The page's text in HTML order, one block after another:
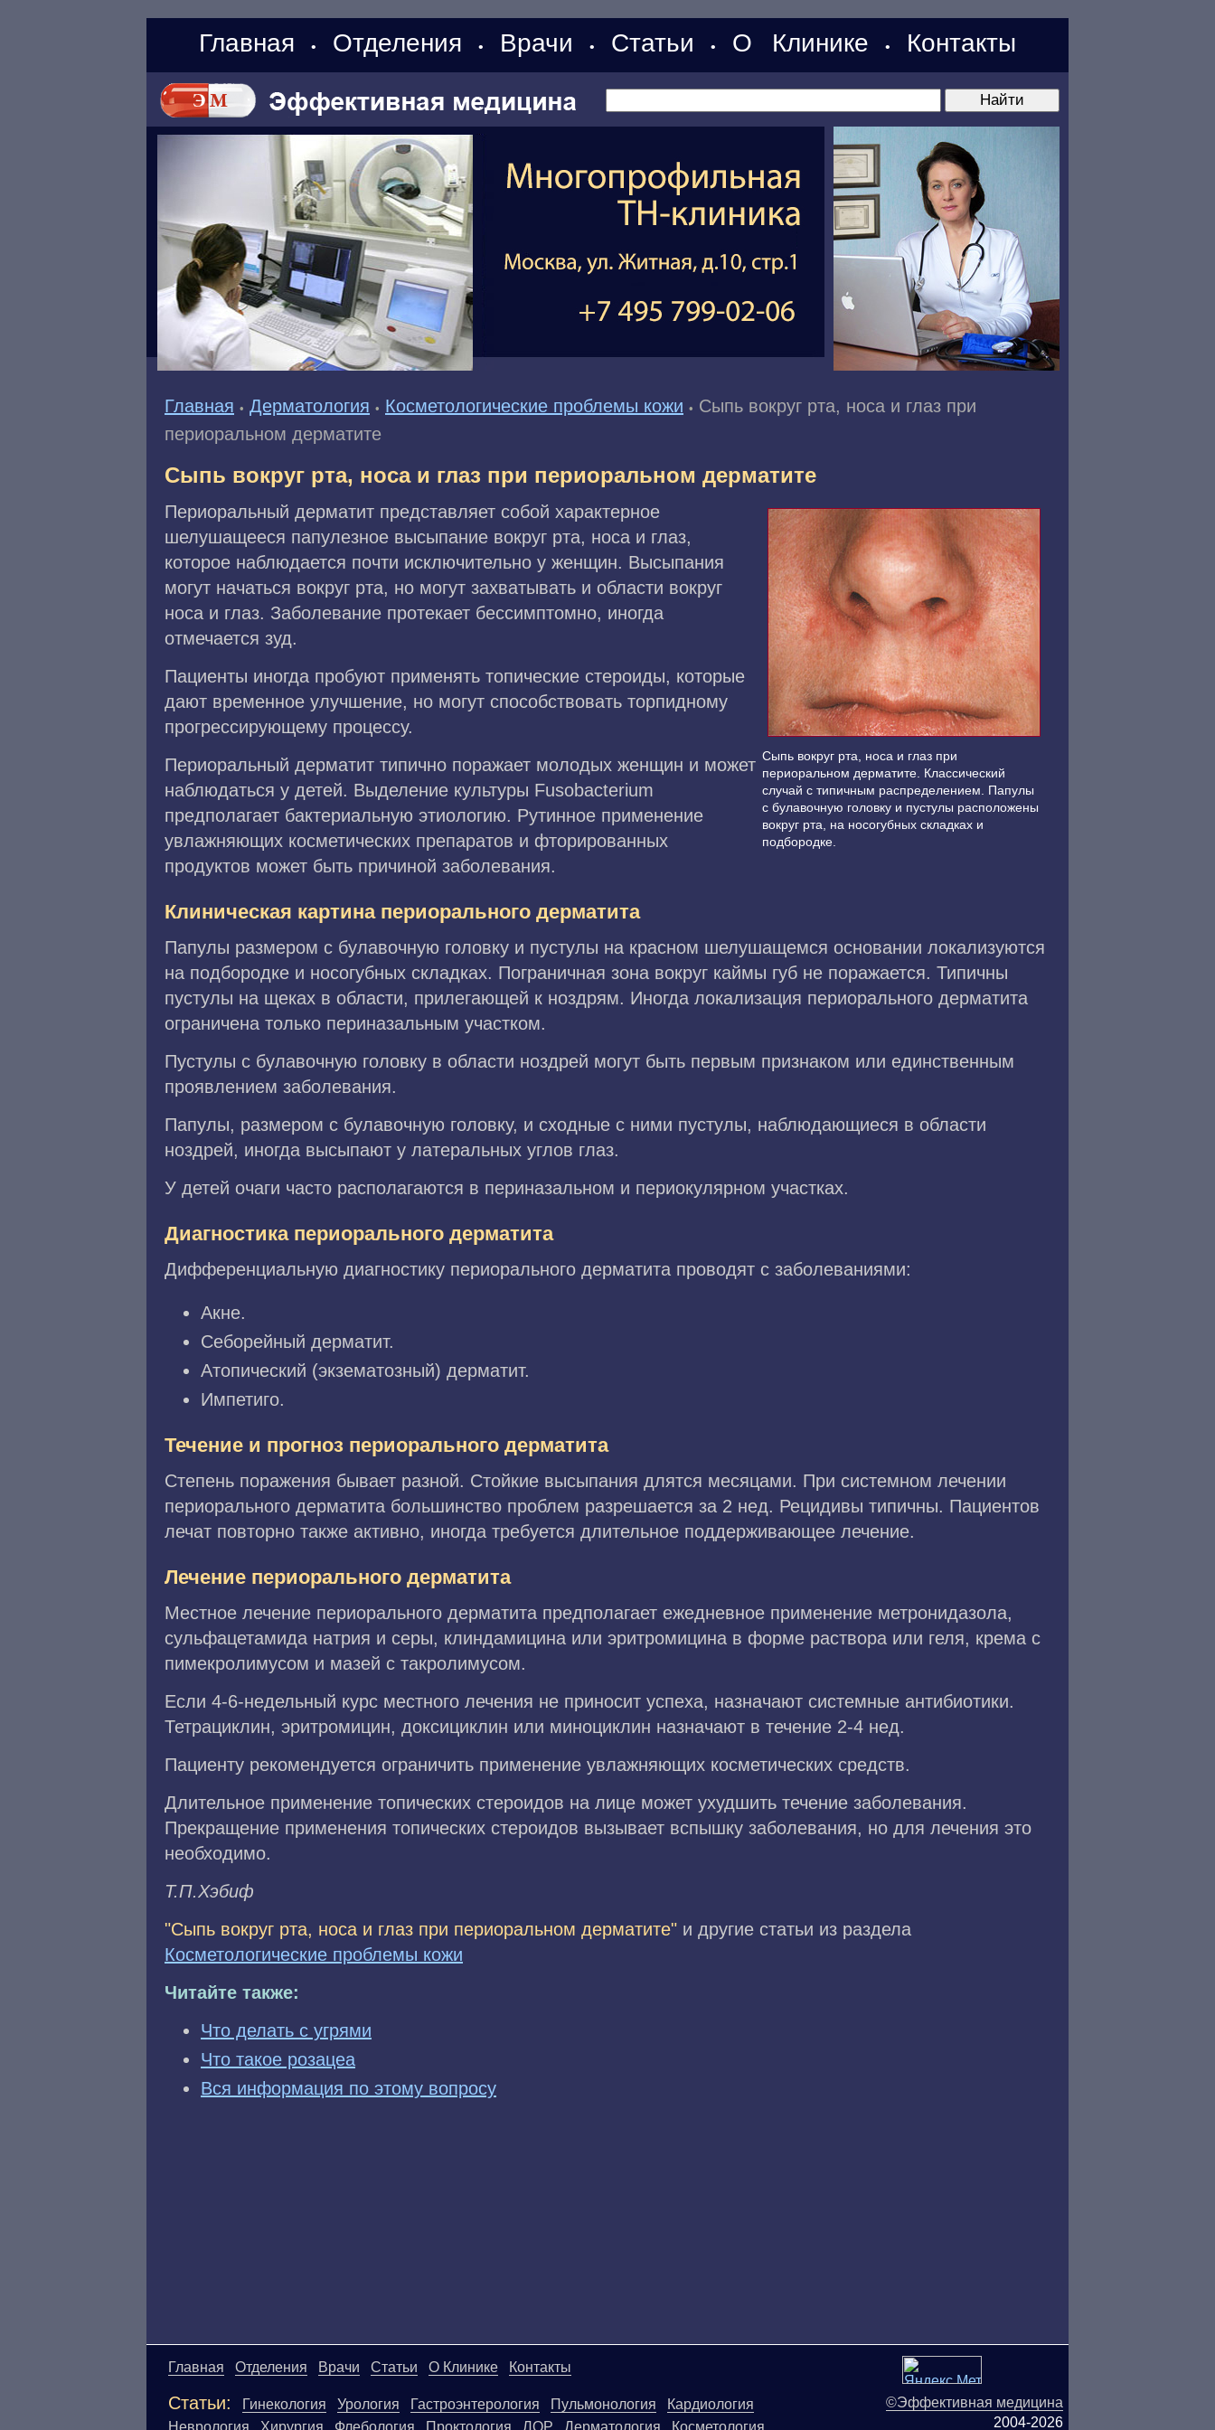
Главная • Отделения • Врачи • Статьи • О Клинике • Контакты
Главная • Дерматология • Косметологические проблемы кожи • Сыпь вокруг рта, носа и глаз при
периоральном дерматите
Сыпь вокруг рта, носа и глаз при периоральном дерматите
Сыпь вокруг рта, носа и глаз при
периоральном дерматите. Классический
случай с типичным распределением. Папулы
с булавочную головку и пустулы расположены
вокруг рта, на носогубных складках и
подбородке.
Периоральный дерматит представляет собой характерное
шелушащееся папулезное высыпание вокруг рта, носа и глаз,
которое наблюдается почти исключительно у женщин. Высыпания
могут начаться вокруг рта, но могут захватывать и области вокруг
носа и глаз. Заболевание протекает бессимптомно, иногда
отмечается зуд.
Пациенты иногда пробуют применять топические стероиды, которые
дают временное улучшение, но могут способствовать торпидному
прогрессирующему процессу.
Периоральный дерматит типично поражает молодых женщин и может
наблюдаться у детей. Выделение культуры Fusobacterium
предполагает бактериальную этиологию. Рутинное применение
увлажняющих косметических препаратов и фторированных
продуктов может быть причиной заболевания.
Клиническая картина периорального дерматита
Папулы размером с булавочную головку и пустулы на красном шелушащемся основании локализуются
на подбородке и носогубных складках. Пограничная зона вокруг каймы губ не поражается. Типичны
пустулы на щеках в области, прилегающей к ноздрям. Иногда локализация периорального дерматита
ограничена только периназальным участком.
Пустулы с булавочную головку в области ноздрей могут быть первым признаком или единственным
проявлением заболевания.
Папулы, размером с булавочную головку, и сходные с ними пустулы, наблюдающиеся в области
ноздрей, иногда высыпают у латеральных углов глаз.
У детей очаги часто располагаются в периназальном и периокулярном участках.
Диагностика периорального дерматита
Дифференциальную диагностику периорального дерматита проводят с заболеваниями:
Акне.
Себорейный дерматит.
Атопический (экзематозный) дерматит.
Импетиго.
Течение и прогноз периорального дерматита
Степень поражения бывает разной. Стойкие высыпания длятся месяцами. При системном лечении
периорального дерматита большинство проблем разрешается за 2 нед. Рецидивы типичны. Пациентов
лечат повторно также активно, иногда требуется длительное поддерживающее лечение.
Лечение периорального дерматита
Местное лечение периорального дерматита предполагает ежедневное применение метронидазола,
сульфацетамида натрия и серы, клиндамицина или эритромицина в форме раствора или геля, крема с
пимекролимусом и мазей с такролимусом.
Если 4-6-недельный курс местного лечения не приносит успеха, назначают системные антибиотики.
Тетрациклин, эритромицин, доксициклин или миноциклин назначают в течение 2-4 нед.
Пациенту рекомендуется ограничить применение увлажняющих косметических средств.
Длительное применение топических стероидов на лице может ухудшить течение заболевания.
Прекращение применения топических стероидов вызывает вспышку заболевания, но для лечения это
необходимо.
Т.П.Xэбиф
"Сыпь вокруг рта, носа и глаз при периоральном дерматите" и другие статьи из раздела
Косметологические проблемы кожи
Читайте также:
Что делать с угрями
Что такое розацеа
Вся информация по этому вопросу
Главная Отделения Врачи Статьи О Клинике Контакты
Статьи: Гинекология Урология Гастроэнтерология Пульмонология
Кардиология
Неврология
Хирургия Флебология Проктология ЛОР Дерматология Косметология
©Эффективная медицина
2004-2026